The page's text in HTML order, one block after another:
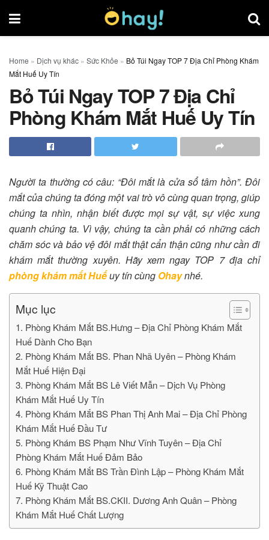
Home » Dịch vụ khác » Sức Khỏe » Bỏ Túi Ngay TOP 7 Địa Chỉ Phòng Khám
Mắt Huế Uy Tín
Bỏ Túi Ngay TOP 7 Địa Chỉ
Phòng Khám Mắt Huế Uy Tín
Người ta thường có câu: “Đôi mắt là cửa sổ tâm hồn”. Đôi
mắt của chúng ta đóng một vai trò vô cùng quan trọng, giúp
chúng ta nhìn, nhận biết được mọi sự vật, sự việc xung
quanh chúng ta. Vì vậy, chúng ta cần phải có những cách
chăm sóc và bảo vệ đôi mắt thật cẩn thận cũng như cần đi
khám mắt thường xuyên. Hãy xem ngay TOP 7 địa chỉ
phòng khám mắt Huếuy tín cùng Ohaynhé.
Mục lục
1. Phòng Khám Mắt BS.Hưng – Địa Chỉ Phòng Khám Mắt
Huế Dành Cho Bạn
2. Phòng Khám Mắt BS. Phan Nhã Uyên – Phòng Khám
Mắt Huế Hiện Đại
3. Phòng Khám Mắt BS Lê Viết Mẫn – Dịch Vụ Phòng
Khám Mắt Huế Uy Tín
4. Phòng Khám Mắt BS Phan Thị Anh Mai – Địa Chỉ Phòng
Khám Mắt Huế Đầu Tư
5. Phòng Khám BS Phạm Như Vĩnh Tuyên – Địa Chỉ
Phòng Khám Mắt Huế Đảm Bảo
6. Phòng Khám Mắt BS Trần Đình Lập – Phòng Khám Mắt
Huế Kỹ Thuật Cao
7. Phòng Khám Mắt BS.CKII. Dương Anh Quân – Phòng
Khám Mắt Huế Chất Lượng